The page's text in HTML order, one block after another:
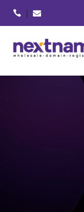
 
API